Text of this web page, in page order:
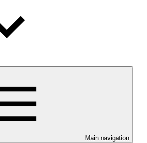
Main navigation